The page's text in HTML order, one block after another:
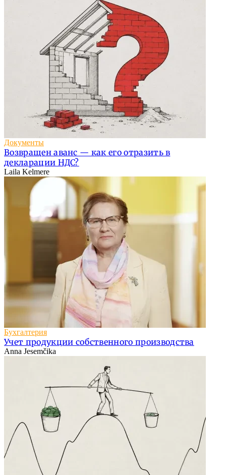
Документы
Возвращен аванс — как его отразить в
декларации НДС?
Laila Kelmere
Бухгалтерия
Учет продукции собственного производства
Anna Jesemčika